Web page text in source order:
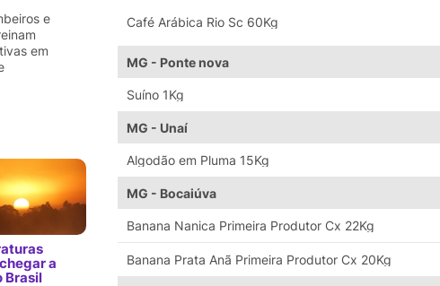
e
em
a
Brasil
Café Arábica Rio Sc 60Kg
MG - Ponte nova
Suíno 1Kg
MG - Unaí
Algodão em Pluma 15Kg
MG - Bocaiúva
Banana Nanica Primeira Produtor Cx 22Kg
Banana Prata Anã Primeira Produtor Cx 20Kg